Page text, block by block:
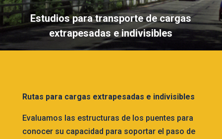
Estudios para transporte de cargas
extrapesadas e indivisibles
Rutas para cargas extrapesadas e indivisibles
Evaluamos las estructuras de los puentes para
conocer su capacidad para soportar el paso de